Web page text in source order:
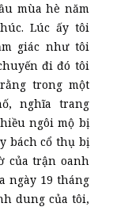
mùa hè năm
Lúc ấy tôi
giác như tôi
đi đó tôi
trong một
nghĩa trang
ngôi mộ bị
bách cổ thụ bị
của trận oanh
ngày 19 tháng
dung của tôi,